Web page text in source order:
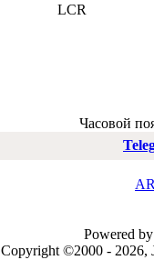
LCR
Часовой
Powered
Copyright ©2000 - 2026,